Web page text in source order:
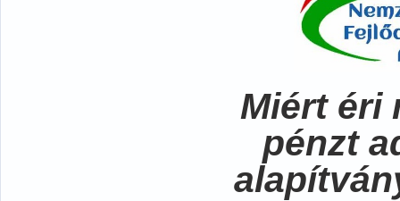
Miért éri
pénzt